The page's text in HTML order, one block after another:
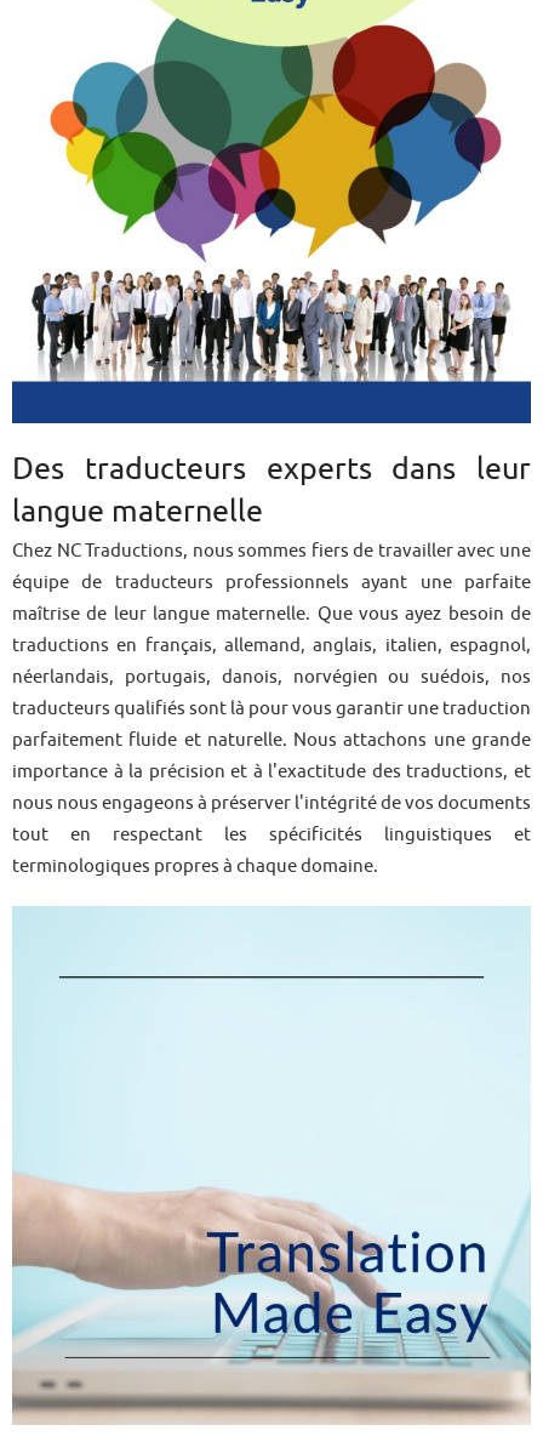
Des traducteurs experts dans leur
langue maternelle
Chez NC Traductions, nous sommes fiers de travailler avec une
équipe de traducteurs professionnels ayant une parfaite
maîtrise de leur langue maternelle. Que vous ayez besoin de
traductions en français, allemand, anglais, italien, espagnol,
néerlandais, portugais, danois, norvégien ou suédois, nos
traducteurs qualifiés sont là pour vous garantir une traduction
parfaitement fluide et naturelle. Nous attachons une grande
importance à la précision et à l'exactitude des traductions, et
nous nous engageons à préserver l'intégrité de vos documents
tout en respectant les spécificités linguistiques et
terminologiques propres à chaque domaine.